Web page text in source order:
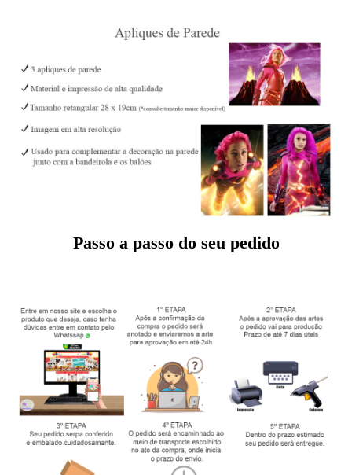
Passo a passo do seu pedido